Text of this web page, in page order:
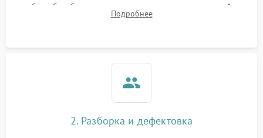
Поломка системы защиты
1000 ₽
работы барабанчиков ввода поправок, кольца отстройки
параллакса и зума. Выявление сколов, внутренних
Подробнее
2. Разборка и дефектовка